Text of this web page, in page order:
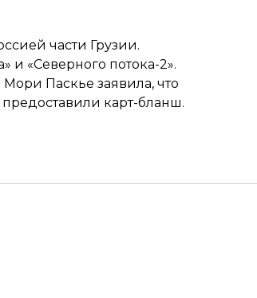
части Грузии.
и «Северного потока-2».
Паскье заявила, что
предоставили карт-бланш.